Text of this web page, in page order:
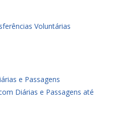
Voluntárias
e Passagens
Diárias e Passagens até